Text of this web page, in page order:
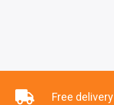
Free delivery